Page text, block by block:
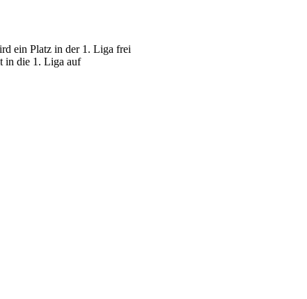
ein Platz in der 1. Liga frei
in die 1. Liga auf